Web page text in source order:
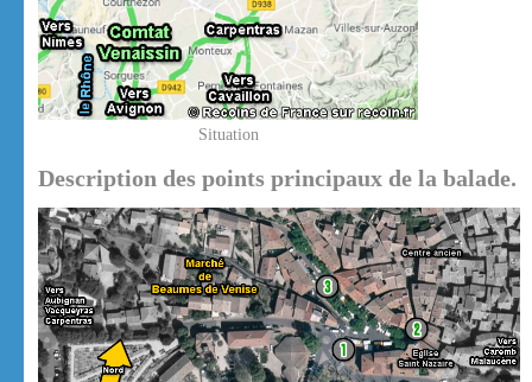
Situation
Description des points principaux de la balade.